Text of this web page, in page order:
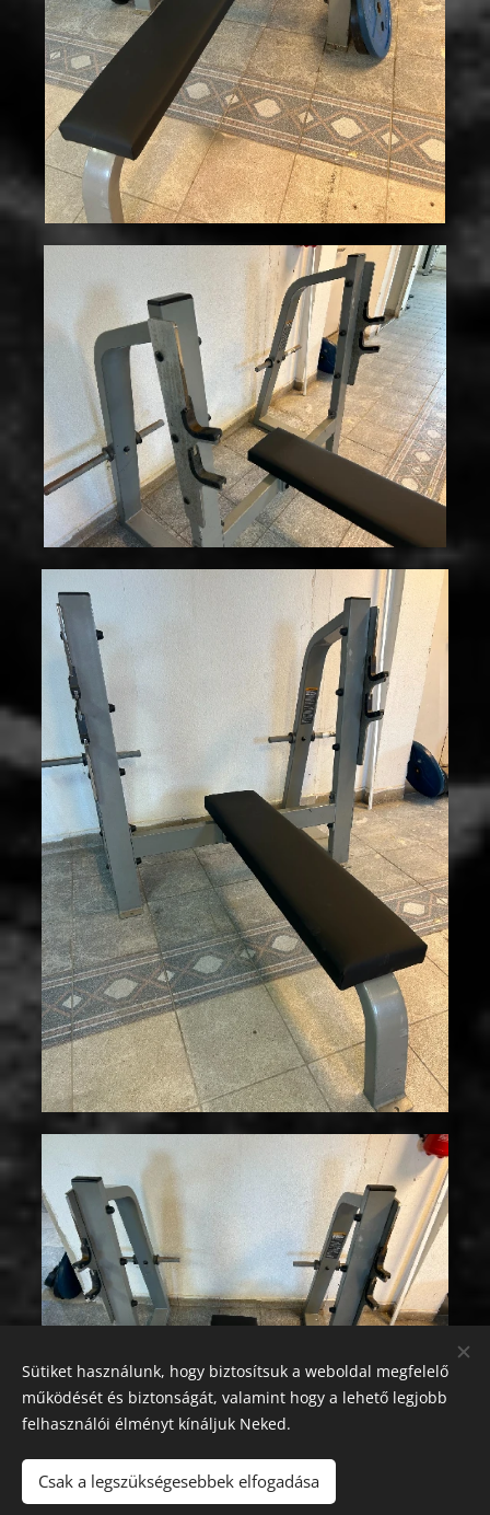
Sütiket használunk, hogy biztosítsuk a weboldal megfelelő
működését és biztonságát, valamint hogy a lehető legjobb
felhasználói élményt kínáljuk Neked.
Csak a legszükségesebbek elfogadása